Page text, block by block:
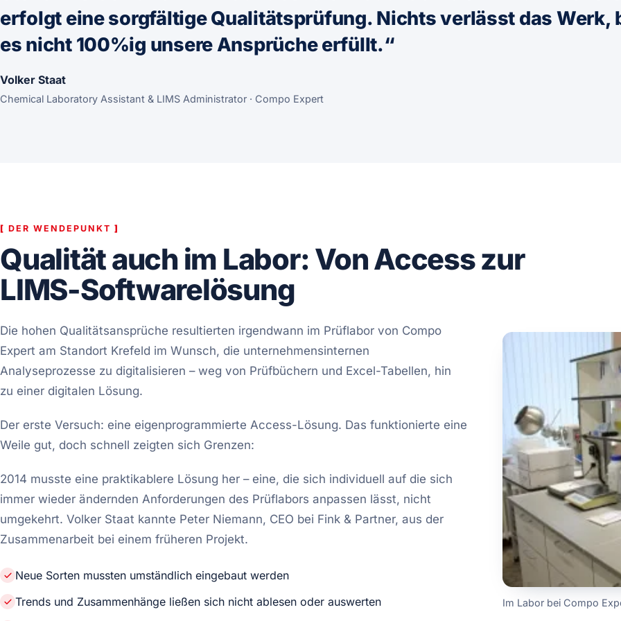
erfolgt eine sorgfältige Qualitätsprüfung. Nichts verlässt das Werk,
es nicht 100%ig unsere Ansprüche erfüllt.“
Volker Staat
Chemical Laboratory Assistant & LIMS Administrator · Compo Expert
[ DER WENDEPUNKT ]
Qualität auch im Labor: Von Access zur
LIMS-Softwarelösung
Die hohen Qualitätsansprüche resultierten irgendwann im Prüflabor von Compo
Expert am Standort Krefeld im Wunsch, die unternehmensinternen
Analyseprozesse zu digitalisieren – weg von Prüfbüchern und Excel-Tabellen, hin
zu einer digitalen Lösung.
Der erste Versuch: eine eigenprogrammierte Access-Lösung. Das funktionierte eine
Weile gut, doch schnell zeigten sich Grenzen:
2014 musste eine praktikablere Lösung her – eine, die sich individuell auf die sich
immer wieder ändernden Anforderungen des Prüflabors anpassen lässt, nicht
umgekehrt. Volker Staat kannte Peter Niemann, CEO bei Fink & Partner, aus der
Zusammenarbeit bei einem früheren Projekt.
Neue Sorten mussten umständlich eingebaut werden
Trends und Zusammenhänge ließen sich nicht ablesen oder auswerten
Im Labor bei Compo